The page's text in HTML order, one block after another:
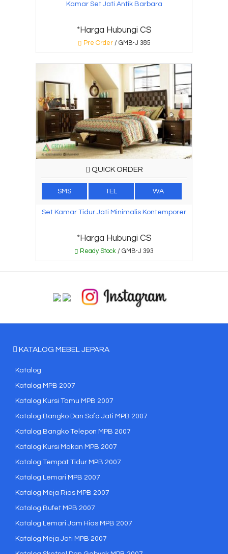
Kamar Set Jati Antik Barbara
*Harga Hubungi CS
Pre Order/ GMB-J 385
QUICK ORDER
SMS TEL WA
Set Kamar Tidur Jati Minimalis Kontemporer
*Harga Hubungi CS
Ready Stock / GMB-J 393
KATALOG MEBEL JEPARA
Katalog
Katalog MPB 2007
Katalog Kursi Tamu MPB 2007
Katalog Bangko Dan Sofa Jati MPB 2007
Katalog Bangko Telepon MPB 2007
Katalog Kursi Makan MPB 2007
Katalog Tempat Tidur MPB 2007
Katalog Lemari MPB 2007
Katalog Meja Rias MPB 2007
Katalog Bufet MPB 2007
Katalog Lemari Jam Hias MPB 2007
Katalog Meja Jati MPB 2007